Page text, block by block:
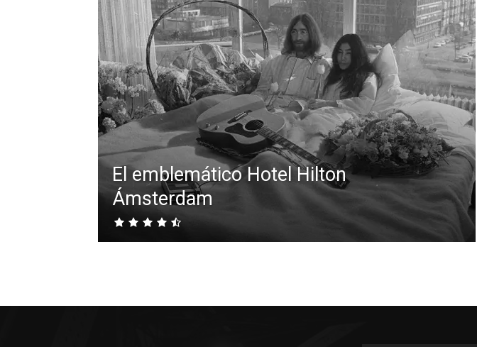
El emblemático Hotel Hilton
Ámsterdam